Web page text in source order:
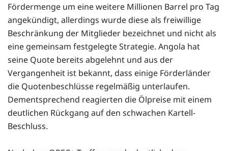
Fördermenge um eine weitere Millionen Barrel pro Tag
angekündigt, allerdings wurde diese als freiwillige
Beschränkung der Mitglieder bezeichnet und nicht als
eine gemeinsam festgelegte Strategie. Angola hat
seine Quote bereits abgelehnt und aus der
Vergangenheit ist bekannt, dass einige Förderländer
die Quotenbeschlüsse regelmäßig unterlaufen.
Dementsprechend reagierten die Ölpreise mit einem
deutlichen Rückgang auf den schwachen Kartell-
Beschluss.